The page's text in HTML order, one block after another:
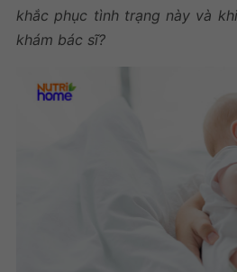
khắc phục tình trạng này và
khám bác sĩ?